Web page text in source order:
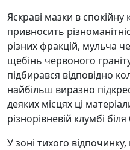
Яскраві мазки в
привносить
різних фракцій, мульча
щебінь червоного
підбирався відповідно
найбільш виразно
деяких місцях ці
різнорівневій клумбі
У зоні тихого